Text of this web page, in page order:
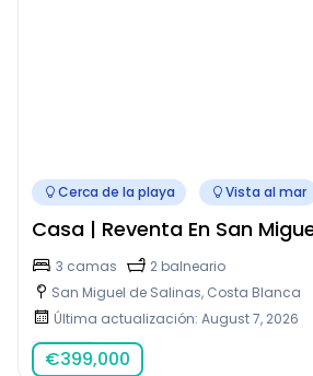
Cerca de la playa Vista al mar
Casa | Reventa En San
3 camas
2 balneario
San Miguel de Salinas, Costa Blanca
Última actualización: August 7, 2026
€399,000